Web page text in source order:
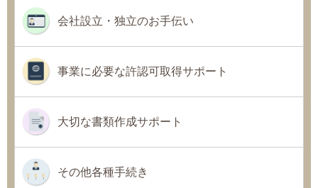
会社設立・独立のお手伝い
事業に必要な許認可取得サポート
大切な書類作成サポート
その他各種手続き